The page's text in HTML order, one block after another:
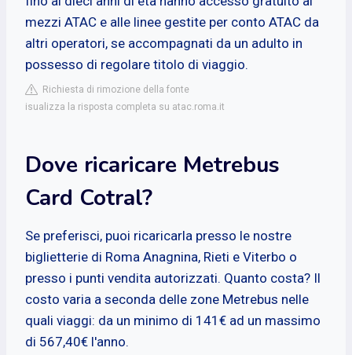
mezzi ATAC e alle linee gestite per conto ATAC da
altri operatori, se accompagnati da un adulto in
possesso di regolare titolo di viaggio.
Richiesta di rimozione della fonte
isualizza la risposta completa su atac.roma.it
Dove ricaricare Metrebus
Card Cotral?
Se preferisci, puoi ricaricarla presso le nostre
biglietterie di Roma Anagnina, Rieti e Viterbo o
presso i punti vendita autorizzati. Quanto costa? Il
costo varia a seconda delle zone Metrebus nelle
quali viaggi: da un minimo di 141€ ad un massimo
di 567,40€ l'anno.